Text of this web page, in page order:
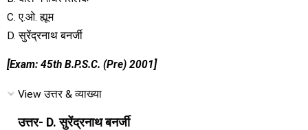
C. ए.ओ. ह्यूम
D. सुरेंद्रनाथ बनर्जी
[Exam: 45th B.P.S.C. (Pre) 2001]
View उत्तर & व्याख्या
उत्तर- D. सुरेंद्रनाथ बनर्जी